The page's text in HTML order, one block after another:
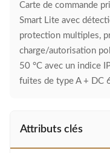
Carte de commande
Smart Lite avec
protection multiples,
charge/autorisation
50 °C avec un indice
fuites de type A + DC
Attributs clés